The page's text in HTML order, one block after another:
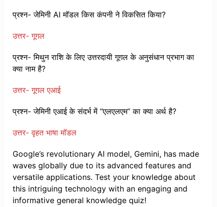
प्रश्न- जेमिनी AI मॉडल किस कंपनी ने विकसित किया?
उत्तर- गूगल
प्रश्न- मिथुन राशि के लिए उत्तरदायी गूगल के अनुसंधान प्रभाग का
क्या नाम है?
उत्तर- गूगल एआई
प्रश्न- जेमिनी एआई के संदर्भ में “एलएलएम” का क्या अर्थ है?
उत्तर- वृहत भाषा मॉडल
Google’s revolutionary AI model, Gemini, has made
waves globally due to its advanced features and
versatile applications. Test your knowledge about
this intriguing technology with an engaging and
informative general knowledge quiz!